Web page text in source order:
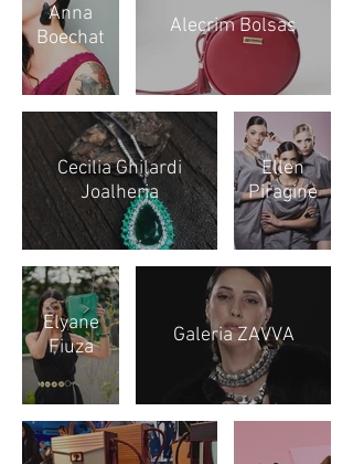
Anna
Boechat
Alecrim Bolsas
Cecilia Ghilardi
Joalheria
Ellen
Piragine
Elyane
Fiuza
Galeria ZAVVA